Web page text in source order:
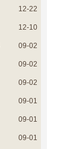
12-22
12-10
09-02
09-02
09-02
09-01
09-01
09-01